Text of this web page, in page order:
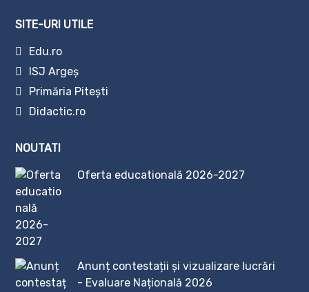
SITE-URI UTILE
Edu.ro
ISJ Argeș
Primăria Pitești
Didactic.ro
NOUTATI
Oferta educatională 2026-2027
Anunț contestații și vizualizare lucrări
- Evaluare Națională 2026